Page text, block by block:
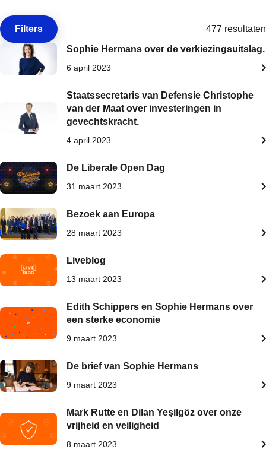
Open de
Filters
477 resultaten
Sophie Hermans over de verkiezingsuitslag.
6 april 2023
Staatssecretaris van Defensie Christophe
van der Maat over investeringen in
gevechtskracht.
4 april 2023
De Liberale Open Dag
31 maart 2023
Bezoek aan Europa
28 maart 2023
Liveblog
13 maart 2023
Edith Schippers en Sophie Hermans over
een sterke economie
9 maart 2023
De brief van Sophie Hermans
9 maart 2023
Mark Rutte en Dilan Yeşilgöz over onze
vrijheid en veiligheid
8 maart 2023